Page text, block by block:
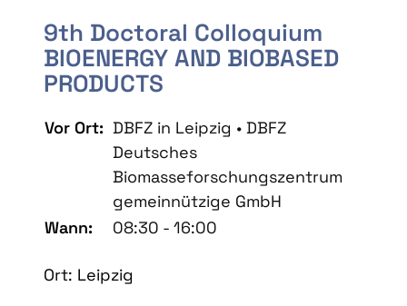
9th Doctoral Colloquium
BIOENERGY AND BIOBASED
PRODUCTS
Vor Ort: DBFZ in Leipzig • DBFZ
Deutsches
Biomasseforschungszentrum
gemeinnützige GmbH
Wann:
08:30 - 16:00
Ort: Leipzig